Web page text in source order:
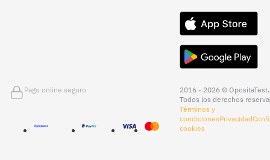
Pago online seguro
2016 - 2026 © OpositaTest.
Todos los derechos
Términos y
condicionesPrivacidad
cookies